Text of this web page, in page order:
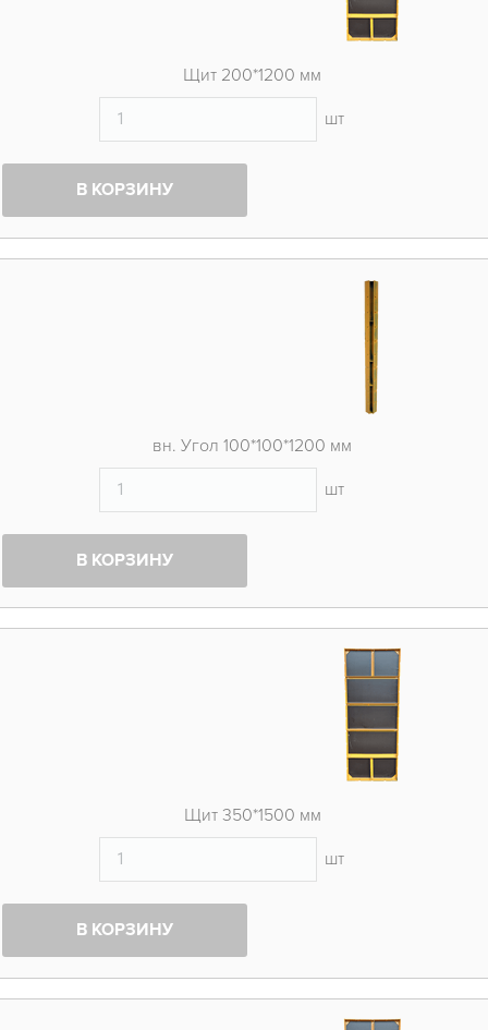
Щит 200*1200 мм
шт
В КОРЗИНУ
вн. Угол 100*100*1200 мм
шт
В КОРЗИНУ
Щит 350*1500 мм
шт
В КОРЗИНУ